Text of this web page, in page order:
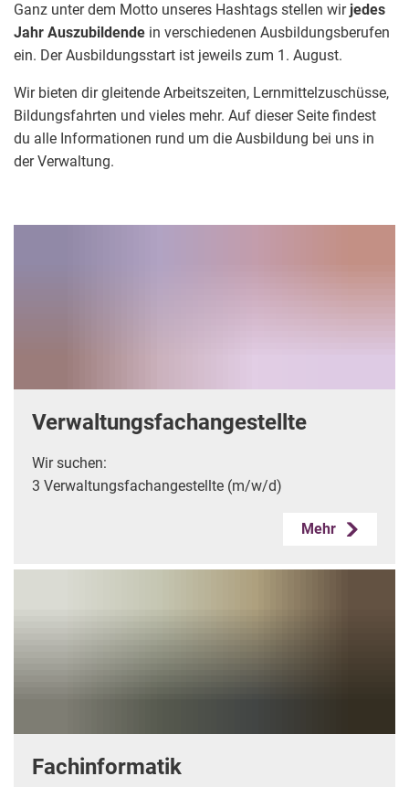
Ganz unter dem Motto unseres Hashtags stellen wirjedes
Jahr Auszubildende in verschiedenen Ausbildungsberufen
ein. Der Ausbildungsstart ist jeweils zum 1. August.
Wir bieten dir gleitende Arbeitszeiten, Lernmittelzuschüsse,
Bildungsfahrten und vieles mehr. Auf dieser Seite findest
du alle Informationen rund um die Ausbildung bei uns in
der Verwaltung.
Verwaltungsfachangestellte
Wir suchen:
3 Verwaltungsfachangestellte (m/w/d)
Mehr
Fachinformatik